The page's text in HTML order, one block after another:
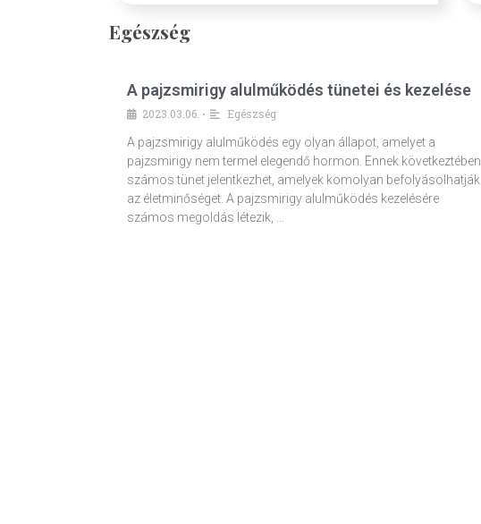
Egészség
A pajzsmirigy alulműködés tünetei és kezelése
2023.03.06. •
Egészség
A pajzsmirigy alulműködés egy olyan állapot, amelyet a
pajzsmirigy nem termel elegendő hormon. Ennek következtében
számos tünet jelentkezhet, amelyek komolyan befolyásolhatják
az életminőséget. A pajzsmirigy alulműködés kezelésére
számos megoldás létezik, …